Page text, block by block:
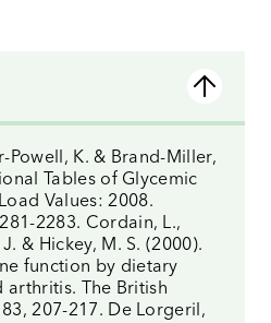
Powell, K. & Brand-Miller,
Tables of Glycemic
Values: 2008.
2283. Cordain, L.,
& Hickey, M. S. (2000).
function by dietary
arthritis. The British
207-217. De Lorgeril,